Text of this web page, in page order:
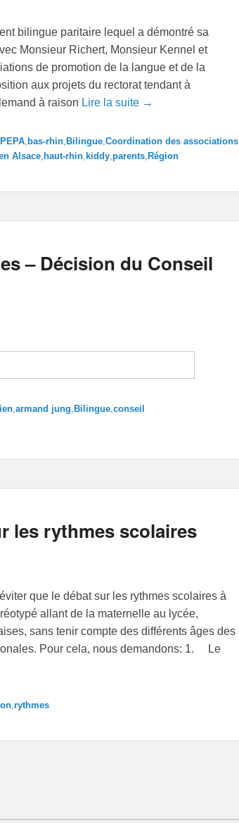
bilingue paritaire lequel a démontré sa
Monsieur Richert, Monsieur Kennel et
de promotion de la langue et de la
aux projets du rectorat tendant à
à raison Lire la suite →
, bas-rhin, Bilingue,Coordination des associations
Alsace, haut-rhin, kiddy,parents, Région
– Décision du Conseil
,armand jung, Bilingue,conseil
les rythmes scolaires
que le débat sur les rythmes scolaires à
allant de la maternelle au lycée,
sans tenir compte des différents âges des
Pour cela, nous demandons: 1. Le
,rythmes